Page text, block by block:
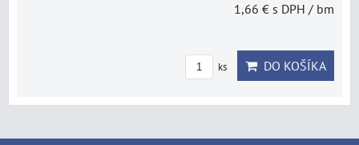
1,66 € s DPH / bm
ks DO KOŠÍKA